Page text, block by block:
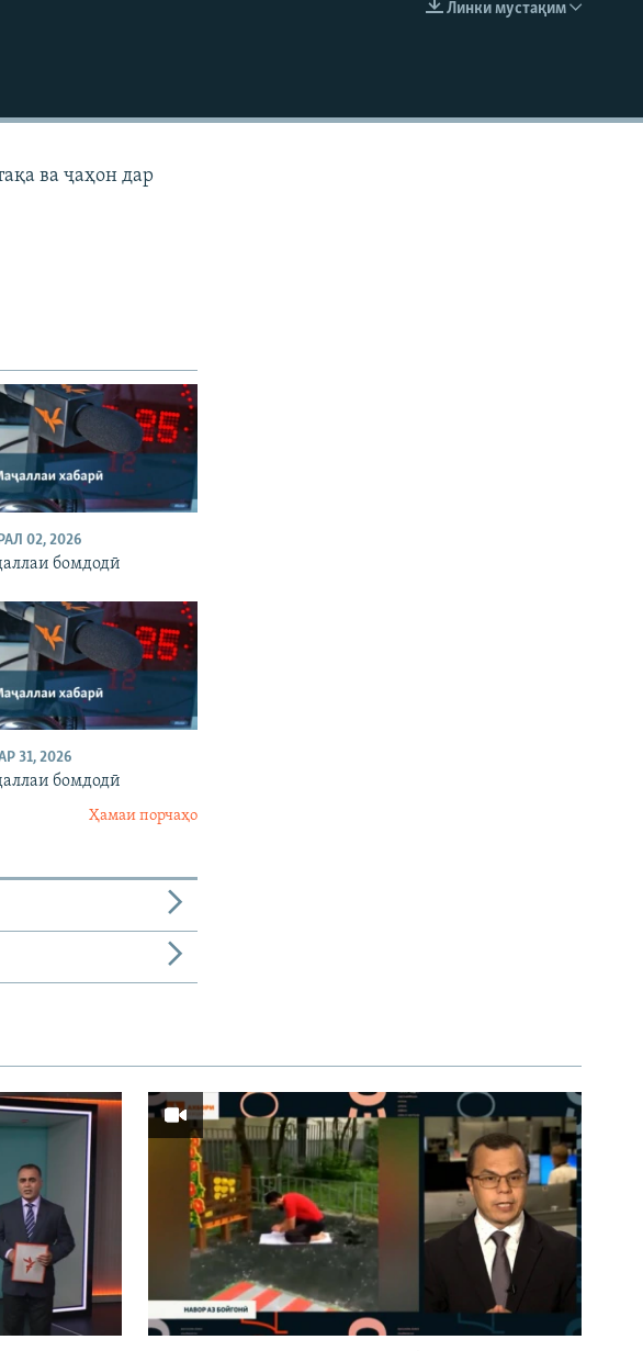
EMBED
Линки мустақим
ва ҷаҳон дар
02, 2026
бомдодӣ
31, 2026
бомдодӣ
Ҳамаи порчаҳо